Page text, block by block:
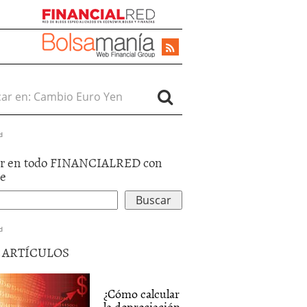
en:
en todo FINANCIALRED con
ARTÍCULOS
¿Cómo calcular